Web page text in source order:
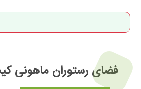
فضای رستوران ماهونی